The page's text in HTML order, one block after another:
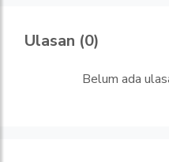
Ulasan (0)
Belum ada